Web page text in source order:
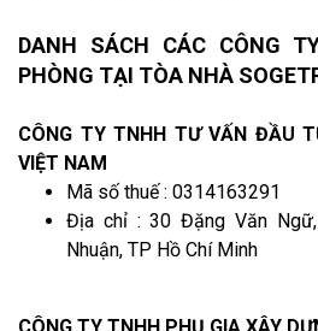
DANH SÁCH CÁC CÔNG
PHÒNG TẠI TÒA NHÀ
CÔNG TY TNHH TƯ VẤN ĐẦU
VIỆT NAM
Mã số thuế : 0314163291
Địa chỉ : 30 Đặng Văn
Nhuận, TP Hồ Chí Minh